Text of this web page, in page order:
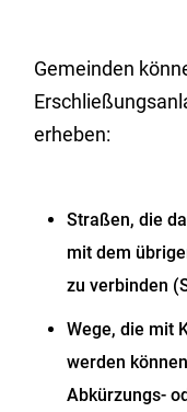
Gemeinden
erheben:
Straßen, die
mit dem
zu verbinden
Wege, die mit
werden
Abkürzungs-